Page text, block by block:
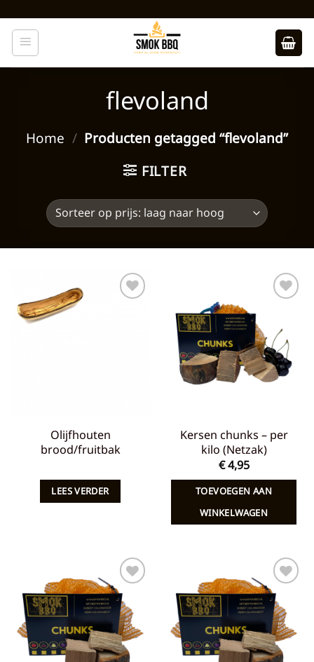
naar
inhoud
flevoland
Home / Producten getagged “flevoland”
FILTER
Olijfhouten
brood/fruitbak
LEES VERDER
Toevoegen
verlanglijst
Kersen chunks – per
kilo (Netzak)
€4,95
TOEVOEGEN AAN
WINKELWAGEN
Toevoegen
aan
verlanglijst
Toevoegen
aan
verlanglijst